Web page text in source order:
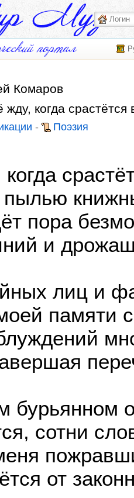
Комаров
жду, когда срастётся
- Поэзия
пора
и
лиц и
памяти
бурьянном
сотни
от